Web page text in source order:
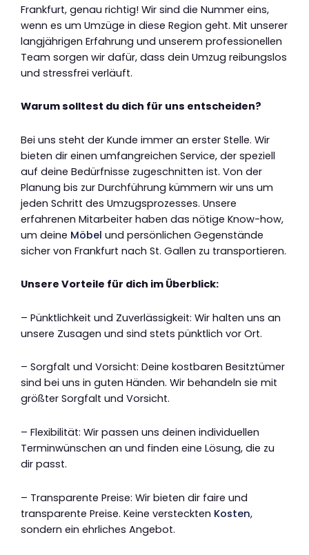
Frankfurt, genau richtig! Wir sind die Nummer eins,
wenn es um Umzüge in diese Region geht. Mit unserer
langjährigen Erfahrung und unserem professionellen
Team sorgen wir dafür, dass dein Umzug reibungslos
und stressfrei verläuft.
Warum solltest du dich für uns entscheiden?
Bei uns steht der Kunde immer an erster Stelle. Wir
bieten dir einen umfangreichen Service, der speziell
auf deine Bedürfnisse zugeschnitten ist. Von der
Planung bis zur Durchführung kümmern wir uns um
jeden Schritt des Umzugsprozesses. Unsere
erfahrenen Mitarbeiter haben das nötige Know-how,
um deine Möbel und persönlichen Gegenstände
sicher von Frankfurt nach St. Gallen zu transportieren.
Unsere Vorteile für dich im Überblick:
– Pünktlichkeit und Zuverlässigkeit: Wir halten uns an
unsere Zusagen und sind stets pünktlich vor Ort.
– Sorgfalt und Vorsicht: Deine kostbaren Besitztümer
sind bei uns in guten Händen. Wir behandeln sie mit
größter Sorgfalt und Vorsicht.
– Flexibilität: Wir passen uns deinen individuellen
Terminwünschen an und finden eine Lösung, die zu
dir passt.
– Transparente Preise: Wir bieten dir faire und
transparente Preise. Keine versteckten Kosten,
sondern ein ehrliches Angebot.